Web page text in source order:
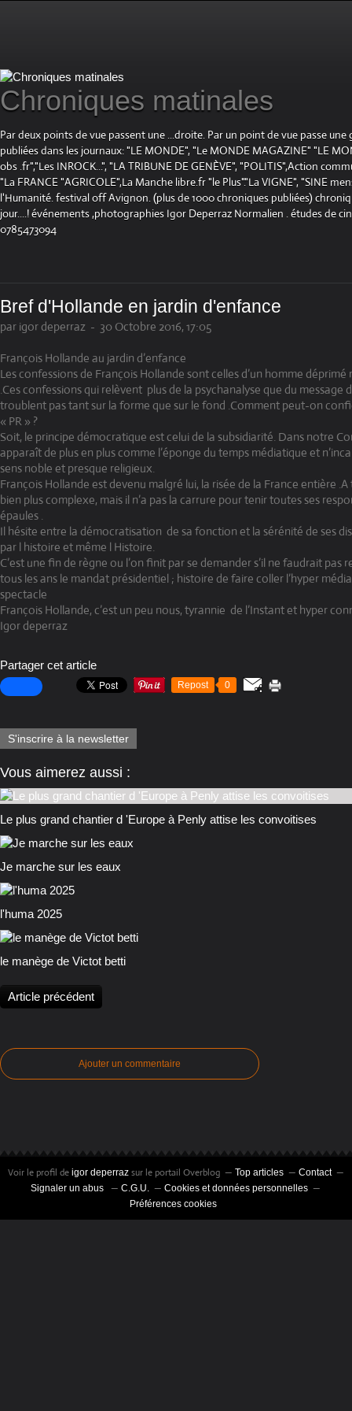
Chroniques matinales
Par deux points de vue passent une ...droite. Par un point de vue passe
publiées dans les journaux: "LE MONDE", "Le MONDE MAGAZINE" "LE
obs .fr","Les INROCK...", "LA TRIBUNE DE GENÈVE", "POLITIS",Action
"La FRANCE "AGRICOLE",La Manche libre.fr "le Plus"."La VIGNE", "SINE
l'Humanité. festival off Avignon. (plus de 1000 chroniques publiées)
jour....! événements ,photographies Igor Deperraz Normalien . études de
0785473094
Bref d'Hollande en jardin d'enfance
par igor deperraz - 30 Octobre 2016, 17:05
François Hollande au jardin d’enfance
Les confessions de François Hollande sont celles d’un homme déprimé
.Ces confessions qui relèvent plus de la psychanalyse que du message
troublent pas tant sur la forme que sur le fond .Comment peut-on
« PR » ?
Soit, le principe démocratique est celui de la subsidiarité. Dans notre
apparaît de plus en plus comme l’éponge du temps médiatique et
sens noble et presque religieux.
François Hollande est devenu malgré lui, la risée de la France entière
bien plus complexe, mais il n’a pas la carrure pour tenir toutes ses
épaules .
Il hésite entre la démocratisation de sa fonction et la sérénité de ses
par l histoire et même l Histoire.
C’est une fin de règne ou l’on finit par se demander s’il ne faudrait pas
tous les ans le mandat présidentiel ; histoire de faire coller l’hyper
spectacle
François Hollande, c’est un peu nous, tyrannie de l’Instant et hyper
Igor deperraz
Partager cet article
Repost 0
S'inscrire à la newsletter
Vous aimerez aussi :
Le plus grand chantier d 'Europe à Penly attise les convoitises
Je marche sur les eaux
l'huma 2025
le manège de Victot betti
Article précédent
Ajouter un commentaire
Voir le profil de igor deperraz sur le portail Overblog Top articles
Contact
Signaler un abus
C.G.U.
Cookies et données personnelles
Préférences cookies